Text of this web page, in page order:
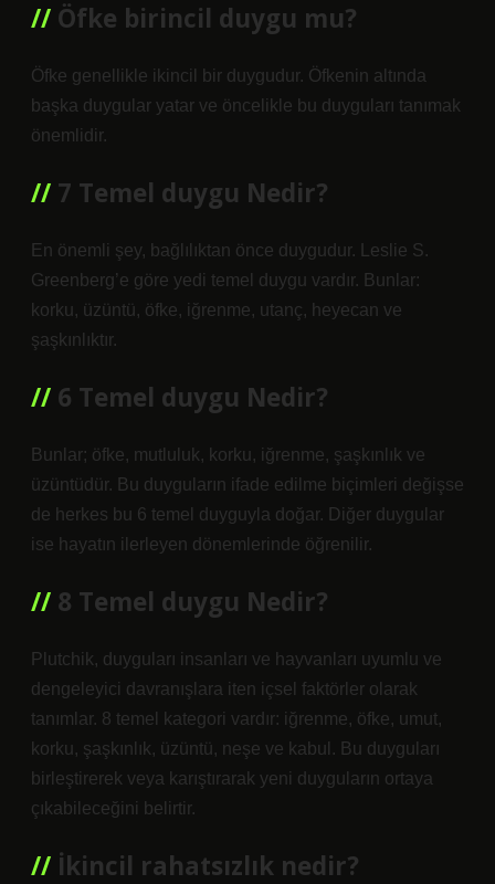
Öfke birincil duygu mu?
Öfke genellikle ikincil bir duygudur. Öfkenin altında
başka duygular yatar ve öncelikle bu duyguları tanımak
önemlidir.
7 Temel duygu Nedir?
En önemli şey, bağlılıktan önce duygudur. Leslie S.
Greenberg’e göre yedi temel duygu vardır. Bunlar:
korku, üzüntü, öfke, iğrenme, utanç, heyecan ve
şaşkınlıktır.
6 Temel duygu Nedir?
Bunlar; öfke, mutluluk, korku, iğrenme, şaşkınlık ve
üzüntüdür. Bu duyguların ifade edilme biçimleri değişse
de herkes bu 6 temel duyguyla doğar. Diğer duygular
ise hayatın ilerleyen dönemlerinde öğrenilir.
8 Temel duygu Nedir?
Plutchik, duyguları insanları ve hayvanları uyumlu ve
dengeleyici davranışlara iten içsel faktörler olarak
tanımlar. 8 temel kategori vardır: iğrenme, öfke, umut,
korku, şaşkınlık, üzüntü, neşe ve kabul. Bu duyguları
birleştirerek veya karıştırarak yeni duyguların ortaya
çıkabileceğini belirtir.
İkincil rahatsızlık nedir?